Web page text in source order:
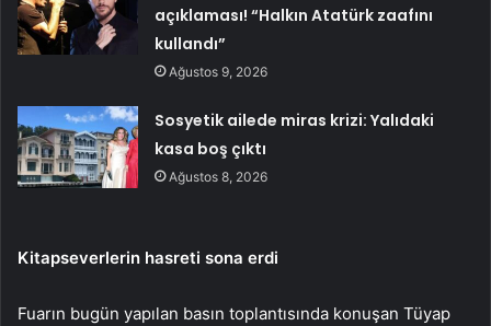
açıklaması! “Halkın Atatürk zaafını
kullandı”
Ağustos 9, 2026
Sosyetik ailede miras krizi: Yalıdaki
kasa boş çıktı
Ağustos 8, 2026
Kitapseverlerin hasreti sona erdi
Fuarın bugün yapılan basın toplantısında konuşan Tüyap